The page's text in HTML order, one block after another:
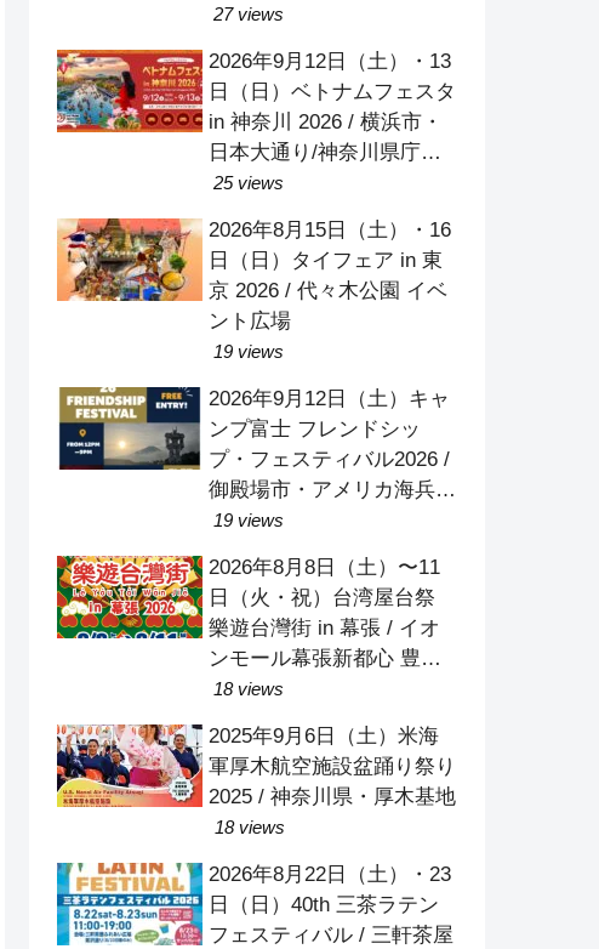
27 views
2026年9月12日（土）・13
日（日）ベトナムフェスタ
in 神奈川 2026 / 横浜市・
日本大通り/神奈川県庁本
庁舎/象の鼻パーク
25 views
2026年8月15日（土）・16
日（日）タイフェア in 東
京 2026 / 代々木公園 イベ
ント広場
19 views
2026年9月12日（土）キャ
ンプ富士 フレンドシッ
プ・フェスティバル2026 /
御殿場市・アメリカ海兵隊
キャンプ富士
19 views
2026年8月8日（土）〜11
日（火・祝）台湾屋台祭
樂遊台灣街 in 幕張 / イオ
ンモール幕張新都心 豊砂
公園
18 views
2025年9月6日（土）米海
軍厚木航空施設盆踊り祭り
2025 / 神奈川県・厚木基地
18 views
2026年8月22日（土）・23
日（日）40th 三茶ラテン
フェスティバル / 三軒茶屋